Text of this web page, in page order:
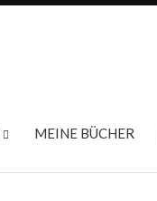
MEINE BÜCHER